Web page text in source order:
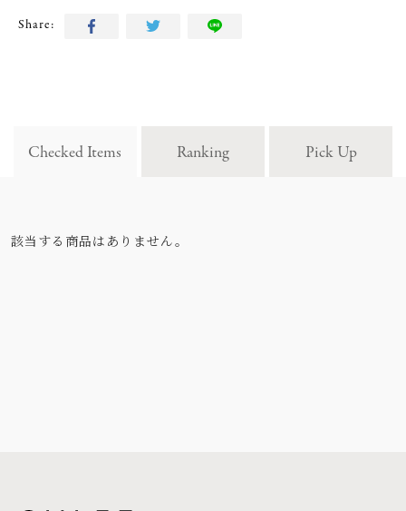
Share:
Checked Items Ranking Pick Up
該当する商品はありません。